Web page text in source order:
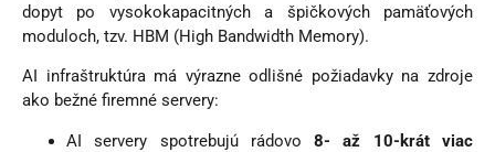
dopyt po vysokokapacitných a špičkových pamäťových
moduloch, tzv. HBM (High Bandwidth Memory).
AI infraštruktúra má výrazne odlišné požiadavky na zdroje
ako bežné firemné servery:
AI servery spotrebujú rádovo8- až 10-krát viac